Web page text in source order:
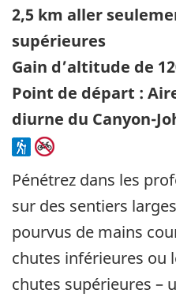
2,5 km aller
supérieures
Gain d’altitude de
Point de départ :
diurne du Canyon-
Pénétrez dans les
sur des sentiers
pourvus de mains
chutes inférieures ou
chutes supérieures –